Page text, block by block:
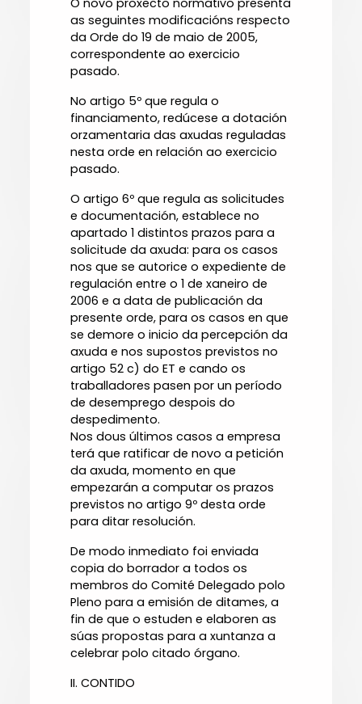
O novo proxecto normativo presenta
as seguintes modificacións respecto
da Orde do 19 de maio de 2005,
correspondente ao exercicio
pasado.
No artigo 5º que regula o
financiamento, redúcese a dotación
orzamentaria das axudas reguladas
nesta orde en relación ao exercicio
pasado.
O artigo 6º que regula as solicitudes
e documentación, establece no
apartado 1 distintos prazos para a
solicitude da axuda: para os casos
nos que se autorice o expediente de
regulación entre o 1 de xaneiro de
2006 e a data de publicación da
presente orde, para os casos en que
se demore o inicio da percepción da
axuda e nos supostos previstos no
artigo 52 c) do ET e cando os
traballadores pasen por un período
de desemprego despois do
despedimento.
Nos dous últimos casos a empresa
terá que ratificar de novo a petición
da axuda, momento en que
empezarán a computar os prazos
previstos no artigo 9º desta orde
para ditar resolución.
De modo inmediato foi enviada
copia do borrador a todos os
membros do Comité Delegado polo
Pleno para a emisión de ditames, a
fin de que o estuden e elaboren as
súas propostas para a xuntanza a
celebrar polo citado órgano.
II. CONTIDO